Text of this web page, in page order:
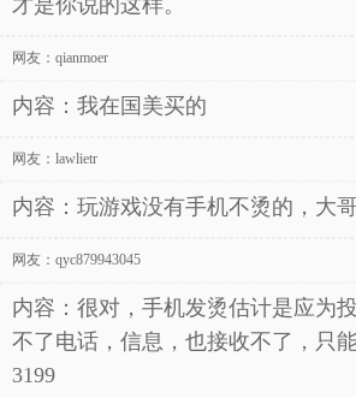
网友： qianmoer
内容：我在国美买的
网友： lawlietr
内容：玩游戏没有手机不烫的，大
网友： qyc879943045
内容：很对，手机发烫估计是应为
不了电话，信息，也接收不了，只
3199